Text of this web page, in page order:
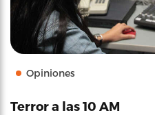
Opiniones
Terror a las 10 AM